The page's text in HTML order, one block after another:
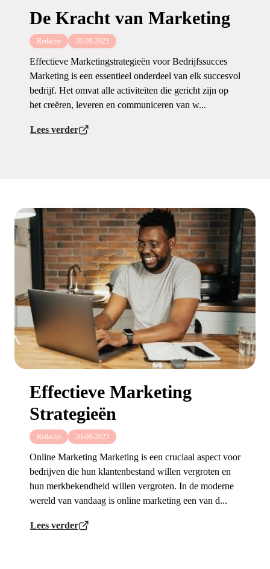
De Kracht van Marketing
Redactie 20-09-2023
Effectieve Marketingstrategieën voor Bedrijfssucces
Marketing is een essentieel onderdeel van elk succesvol
bedrijf. Het omvat alle activiteiten die gericht zijn op
het creëren, leveren en communiceren van w...
Lees verder
Effectieve Marketing
Strategieën
Redactie 20-09-2023
Online Marketing Marketing is een cruciaal aspect voor
bedrijven die hun klantenbestand willen vergroten en
hun merkbekendheid willen vergroten. In de moderne
wereld van vandaag is online marketing een van d...
Lees verder